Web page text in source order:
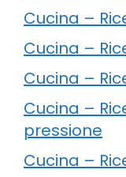
Cucina –
Cucina –
Cucina –
Cucina –
pressione
Cucina –